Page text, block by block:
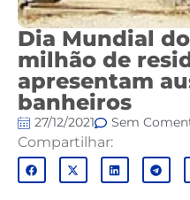
Dia Mundial
milhão de
apresentam
banheiros
27/12/2021 Sem
Compartilhar: